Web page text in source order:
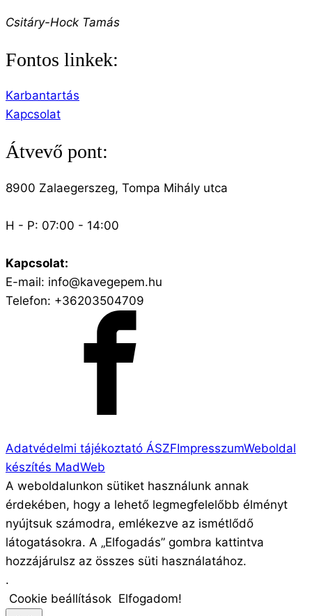
Csitáry-Hock Tamás
Fontos linkek:
Karbantartás
Kapcsolat
Átvevő pont:
8900 Zalaegerszeg, Tompa Mihály utca
H - P: 07:00 - 14:00
Kapcsolat:
E-mail: info@kavegepem.hu
Telefon: +36203504709
Adatvédelmi tájékoztató ÁSZFImpresszumWeboldal
készítés MadWeb
A weboldalunkon sütiket használunk annak
érdekében, hogy a lehető legmegfelelőbb élményt
nyújtsuk számodra, emlékezve az ismétlődő
látogatásokra. A „Elfogadás” gombra kattintva
hozzájárulsz az összes süti használatához.
.
Cookie beállítások Elfogadom!